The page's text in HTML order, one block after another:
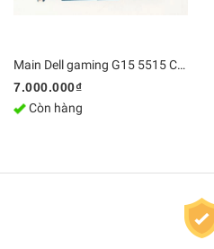
Main Dell gaming G15 5515 CPU AMD R5/R7 RTX 3050/RTX3050Ti GDL5L LA-K454P | DDR4 Bo mạch chủ Zin [Chính Hãng]
7.000.000₫
Còn hàng